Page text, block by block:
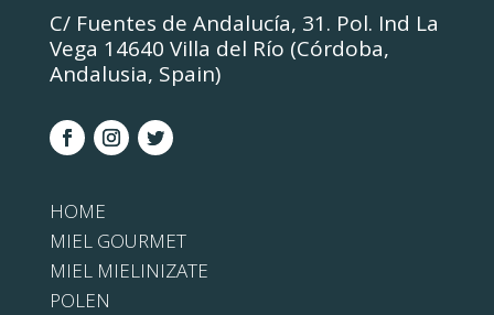
C/ Fuentes de Andalucía, 31. Pol. Ind La
Vega 14640 Villa del Río (Córdoba,
Andalusia, Spain)
HOME
MIEL GOURMET
MIEL MIELINIZATE
POLEN